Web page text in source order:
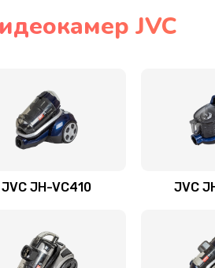
JVC
JVC JH-VC410 JVC